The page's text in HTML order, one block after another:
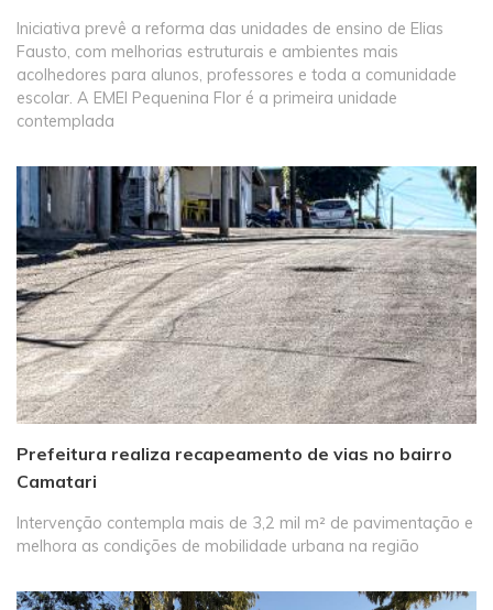
Iniciativa prevê a reforma das unidades de ensino de Elias
Fausto, com melhorias estruturais e ambientes mais
acolhedores para alunos, professores e toda a comunidade
escolar. A EMEI Pequenina Flor é a primeira unidade
contemplada
Prefeitura realiza recapeamento de vias no bairro
Camatari
Intervenção contempla mais de 3,2 mil m² de pavimentação e
melhora as condições de mobilidade urbana na região